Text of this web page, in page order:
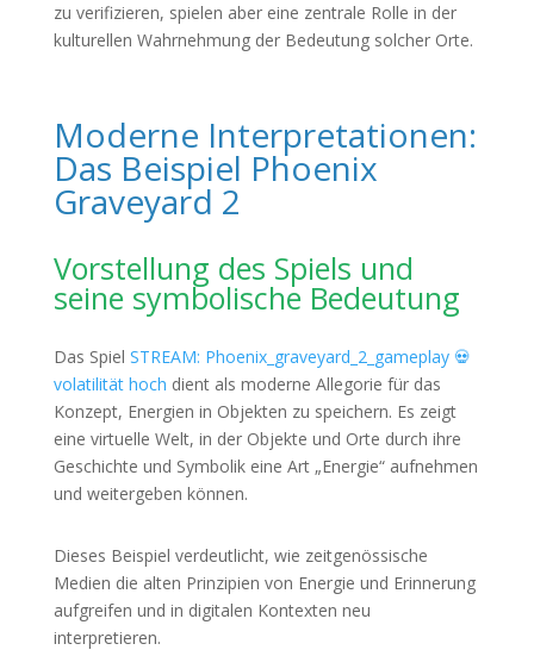
zu verifizieren, spielen aber eine zentrale Rolle in der
kulturellen Wahrnehmung der Bedeutung solcher Orte.
Moderne Interpretationen:
Das Beispiel Phoenix
Graveyard 2
Vorstellung des Spiels und
seine symbolische Bedeutung
Das Spiel STREAM: Phoenix_graveyard_2_gameplay 💀
volatilität hoch dient als moderne Allegorie für das
Konzept, Energien in Objekten zu speichern. Es zeigt
eine virtuelle Welt, in der Objekte und Orte durch ihre
Geschichte und Symbolik eine Art „Energie“ aufnehmen
und weitergeben können.
Dieses Beispiel verdeutlicht, wie zeitgenössische
Medien die alten Prinzipien von Energie und Erinnerung
aufgreifen und in digitalen Kontexten neu
interpretieren.